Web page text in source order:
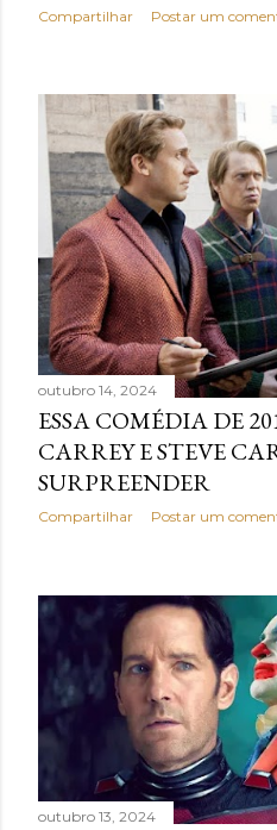
Compartilhar Postar um
outubro 14, 2024
ESSA COMÉDIA DE
CARREY E STEVE
SURPREENDER
Compartilhar Postar um
outubro 13, 2024